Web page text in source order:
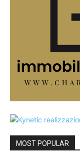
MOST POPULAR